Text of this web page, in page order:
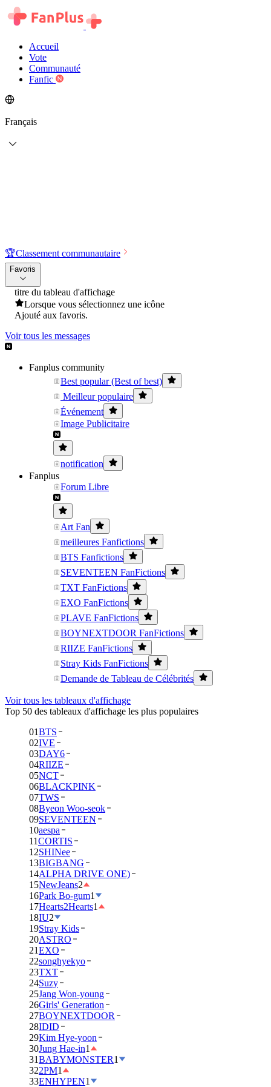
Accueil
Vote
Communauté
Fanfic
Français
🏆Classement communautaire
Favoris
titre du tableau d'affichage
Lorsque vous sélectionnez une icône
Ajouté aux favoris.
Voir tous les messages
Fanplus community
Best popular (Best of best)
Meilleur populaire
Événement
Image Publicitaire
notification
Fanplus
Forum Libre
Art Fan
meilleures Fanfictions
BTS Fanfictions
SEVENTEEN FanFictions
TXT FanFictions
EXO FanFictions
PLAVE FanFictions
BOYNEXTDOOR FanFictions
RIIZE FanFictions
Stray Kids FanFictions
Demande de Tableau de Célébrités
Voir tous les tableaux d'affichage
Top 50 des tableaux d'affichage les plus populaires
01BTS
02IVE
03DAY6
04RIIZE
05NCT
06BLACKPINK
07TWS
08Byeon Woo-seok
09SEVENTEEN
10aespa
11CORTIS
12SHINee
13BIGBANG
14ALPHA DRIVE ONE)
15NewJeans2
16Park Bo-gum1
17Hearts2Hearts1
18IU2
19Stray Kids
20ASTRO
21EXO
22songhyekyo
23TXT
24Suzy
25Jang Won-young
26Girls' Generation
27BOYNEXTDOOR
28IDID
29Kim Hye-yoon
30Jung Hae-in1
31BABYMONSTER1
322PM1
33ENHYPEN1